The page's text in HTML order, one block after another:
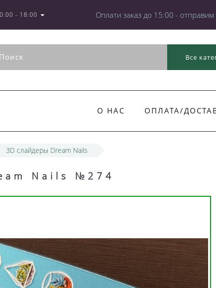
Оплати заказ до 15:00 - отправим
- 18:00
Все
О НАС ОПЛАТА/
3D слайдеры Dream Nails
Nails №274